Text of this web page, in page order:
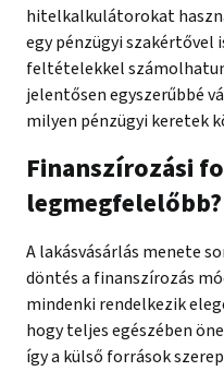
hitelkalkulátorokat
egy pénzügyi szakértővel
feltételekkel
jelentősen egyszerűbbé
milyen pénzügyi keretek
Finanszírozási
legmegfelelőbb?
A lakásvásárlás menete
döntés a finanszírozás
mindenki rendelkezik
hogy teljes egészében
így a külső források